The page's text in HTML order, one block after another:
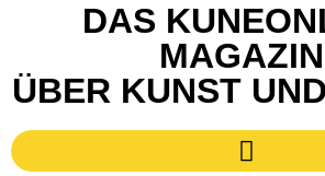
DAS
MAGAZIN
ÜBER KUNST